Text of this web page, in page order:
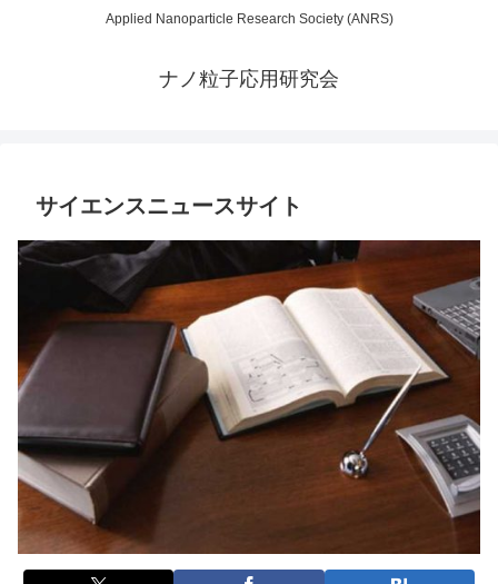
Applied Nanoparticle Research Society (ANRS)
ナノ粒子応用研究会
サイエンスニュースサイト